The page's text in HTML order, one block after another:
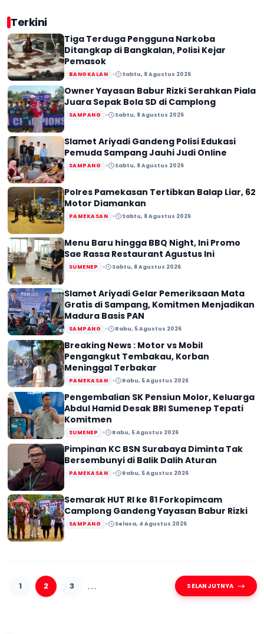
Terkini
Tiga Terduga Pengguna Narkoba
Ditangkap di Bangkalan, Polisi Kejar
Pemasok
BANGKALAN Sabtu, 8 Agustus 2026
Owner Yayasan Babur Rizki Serahkan Piala
Juara Sepak Bola SD di Camplong
SAMPANG Sabtu, 8 Agustus 2026
Slamet Ariyadi Gandeng Polisi Edukasi
Pemuda Sampang Jauhi Judi Online
SAMPANG Sabtu, 8 Agustus 2026
Polres Pamekasan Tertibkan Balap Liar, 62
Motor Diamankan
PAMEKASAN Sabtu, 8 Agustus 2026
Menu Baru hingga BBQ Night, Ini Promo
Sae Rassa Restaurant Agustus Ini
SUMENEP Sabtu, 8 Agustus 2026
Slamet Ariyadi Gelar Pemeriksaan Mata
Gratis di Sampang, Komitmen Menjadikan
Madura Basis PAN
SAMPANG Rabu, 5 Agustus 2026
Breaking News : Motor vs Mobil
Pengangkut Tembakau, Korban
Meninggal Terbakar
PAMEKASAN Rabu, 5 Agustus 2026
Pengembalian SK Pensiun Molor, Keluarga
Abdul Hamid Desak BRI Sumenep Tepati
Komitmen
SUMENEP Rabu, 5 Agustus 2026
Pimpinan KC BSN Surabaya Diminta Tak
Bersembunyi di Balik Dalih Aturan
PAMEKASAN Rabu, 5 Agustus 2026
Semarak HUT RI ke 81 Forkopimcam
Camplong Gandeng Yayasan Babur Rizki
SAMPANG Selasa, 4 Agustus 2026
1 2 3 ... SELANJUTNYA